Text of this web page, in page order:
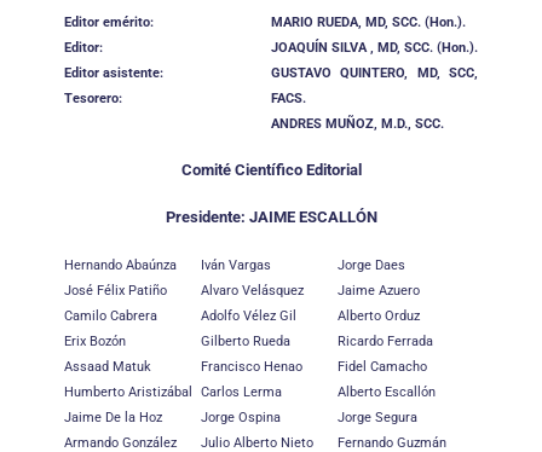
Editor emérito:
Editor:
Editor asistente:
Tesorero:
MARIO RUEDA, MD, SCC. (Hon.).
JOAQUÍN SILVA , MD, SCC. (Hon.).
GUSTAVO QUINTERO, MD, SCC,
FACS.
ANDRES MUÑOZ, M.D., SCC.
Comité Científico Editorial
Presidente: JAIME ESCALLÓN
Hernando Abaúnza
José Félix Patiño
Camilo Cabrera
Erix Bozón
Assaad Matuk
Humberto Aristizábal
Jaime De la Hoz
Armando González
Iván Vargas
Alvaro Velásquez
Adolfo Vélez Gil
Gilberto Rueda
Francisco Henao
Carlos Lerma
Jorge Ospina
Julio Alberto Nieto
Jorge Daes
Jaime Azuero
Alberto Orduz
Ricardo Ferrada
Fidel Camacho
Alberto Escallón
Jorge Segura
Fernando Guzmán